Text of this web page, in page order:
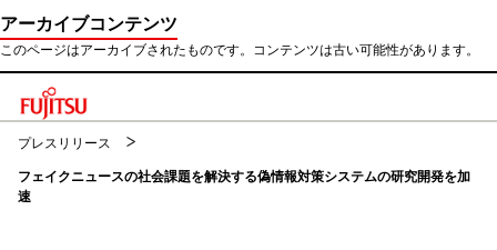
アーカイブコンテンツ
このページはアーカイブされたものです。コンテンツは古い可能性があります。
プレスリリース
フェイクニュースの社会課題を解決する偽情報対策システムの研究開発を加
速